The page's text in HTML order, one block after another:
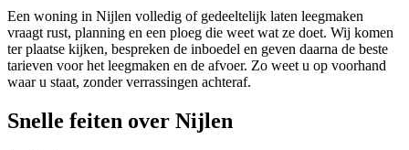
Een woning in Nijlen volledig of gedeeltelijk laten leegmaken
vraagt rust, planning en een ploeg die weet wat ze doet. Wij komen
ter plaatse kijken, bespreken de inboedel en geven daarna de beste
tarieven voor het leegmaken en de afvoer. Zo weet u op voorhand
waar u staat, zonder verrassingen achteraf.
Snelle feiten over Nijlen